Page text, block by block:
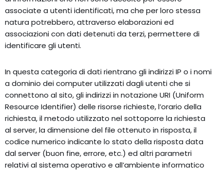
associate a utenti identificati, ma che per loro stessa
natura potrebbero, attraverso elaborazioni ed
associazioni con dati detenuti da terzi, permettere di
identificare gli utenti.
In questa categoria di dati rientrano gli indirizzi IP o i nomi
a dominio dei computer utilizzati dagli utenti che si
connettono al sito, gli indirizzi in notazione URI (Uniform
Resource Identifier) delle risorse richieste, l’orario della
richiesta, il metodo utilizzato nel sottoporre la richiesta
al server, la dimensione del file ottenuto in risposta, il
codice numerico indicante lo stato della risposta data
dal server (buon fine, errore, etc.) ed altri parametri
relativi al sistema operativo e all’ambiente informatico